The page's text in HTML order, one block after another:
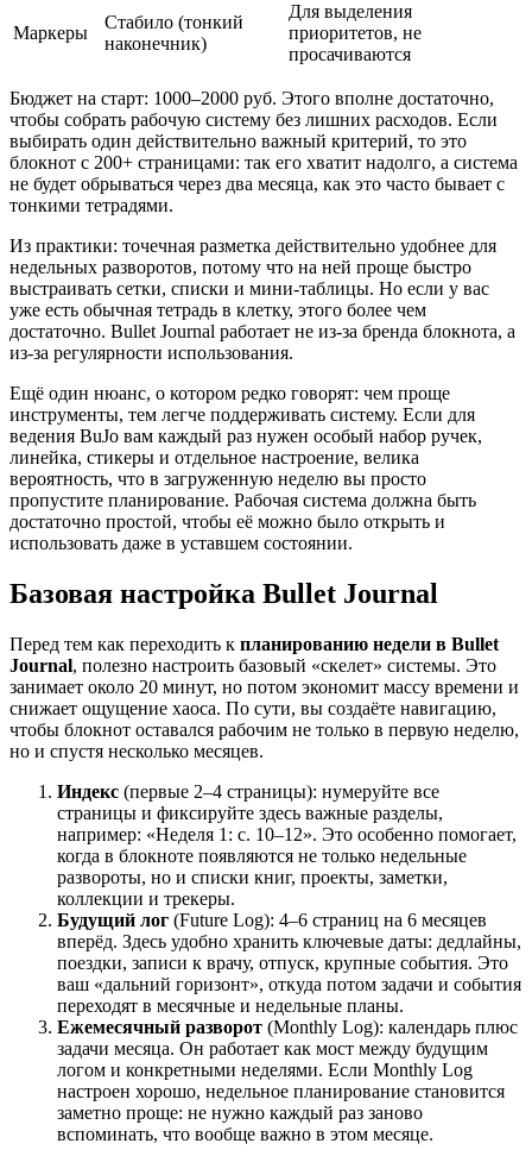
Маркеры
Стабило (тонкий
наконечник)
Для выделения
приоритетов, не
просачиваются
Бюджет на старт: 1000–2000 руб. Этого вполне достаточно,
чтобы собрать рабочую систему без лишних расходов. Если
выбирать один действительно важный критерий, то это
блокнот с 200+ страницами: так его хватит надолго, а система
не будет обрываться через два месяца, как это часто бывает с
тонкими тетрадями.
Из практики: точечная разметка действительно удобнее для
недельных разворотов, потому что на ней проще быстро
выстраивать сетки, списки и мини-таблицы. Но если у вас
уже есть обычная тетрадь в клетку, этого более чем
достаточно. Bullet Journal работает не из-за бренда блокнота, а
из-за регулярности использования.
Ещё один нюанс, о котором редко говорят: чем проще
инструменты, тем легче поддерживать систему. Если для
ведения BuJo вам каждый раз нужен особый набор ручек,
линейка, стикеры и отдельное настроение, велика
вероятность, что в загруженную неделю вы просто
пропустите планирование. Рабочая система должна быть
достаточно простой, чтобы её можно было открыть и
использовать даже в уставшем состоянии.
Базовая настройка Bullet Journal
Перед тем как переходить к планированию недели в Bullet
Journal, полезно настроить базовый «скелет» системы. Это
занимает около 20 минут, но потом экономит массу времени и
снижает ощущение хаоса. По сути, вы создаёте навигацию,
чтобы блокнот оставался рабочим не только в первую неделю,
но и спустя несколько месяцев.
Индекс (первые 2–4 страницы): нумеруйте все
страницы и фиксируйте здесь важные разделы,
например: «Неделя 1: с. 10–12». Это особенно помогает,
когда в блокноте появляются не только недельные
развороты, но и списки книг, проекты, заметки,
коллекции и трекеры.
Будущий лог (Future Log): 4–6 страниц на 6 месяцев
вперёд. Здесь удобно хранить ключевые даты: дедлайны,
поездки, записи к врачу, отпуск, крупные события. Это
ваш «дальний горизонт», откуда потом задачи и события
переходят в месячные и недельные планы.
Ежемесячный разворот (Monthly Log): календарь плюс
задачи месяца. Он работает как мост между будущим
логом и конкретными неделями. Если Monthly Log
настроен хорошо, недельное планирование становится
заметно проще: не нужно каждый раз заново
вспоминать, что вообще важно в этом месяце.